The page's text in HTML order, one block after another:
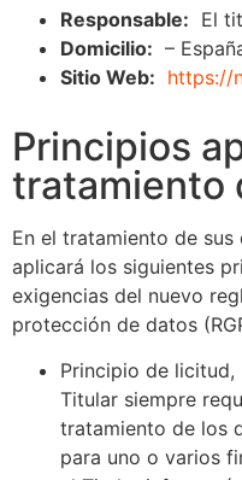
Responsable: El
Domicilio: –
Sitio Web: https://
Principios
tratamiento
En el tratamiento de
aplicará los siguientes
exigencias del nuevo
protección de datos
Principio de licitud,
Titular siempre
tratamiento de los
para uno o varios